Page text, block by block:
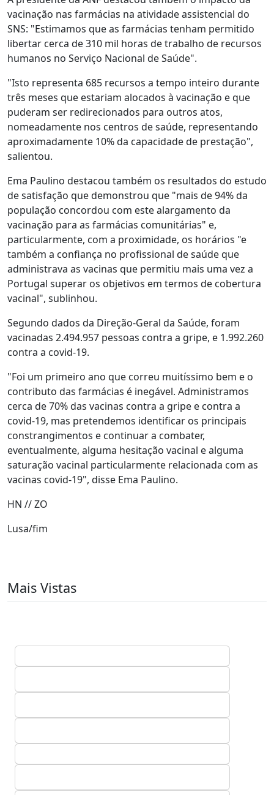
vacinação nas farmácias na atividade assistencial do
SNS: "Estimamos que as farmácias tenham permitido
libertar cerca de 310 mil horas de trabalho de recursos
humanos no Serviço Nacional de Saúde".
"Isto representa 685 recursos a tempo inteiro durante
três meses que estariam alocados à vacinação e que
puderam ser redirecionados para outros atos,
nomeadamente nos centros de saúde, representando
aproximadamente 10% da capacidade de prestação",
salientou.
Ema Paulino destacou também os resultados do estudo
de satisfação que demonstrou que "mais de 94% da
população concordou com este alargamento da
vacinação para as farmácias comunitárias" e,
particularmente, com a proximidade, os horários "e
também a confiança no profissional de saúde que
administrava as vacinas que permitiu mais uma vez a
Portugal superar os objetivos em termos de cobertura
vacinal", sublinhou.
Segundo dados da Direção-Geral da Saúde, foram
vacinadas 2.494.957 pessoas contra a gripe, e 1.992.260
contra a covid-19.
"Foi um primeiro ano que correu muitíssimo bem e o
contributo das farmácias é inegável. Administramos
cerca de 70% das vacinas contra a gripe e contra a
covid-19, mas pretendemos identificar os principais
constrangimentos e continuar a combater,
eventualmente, alguma hesitação vacinal e alguma
saturação vacinal particularmente relacionada com as
vacinas covid-19", disse Ema Paulino.
HN // ZO
Lusa/fim
Mais Vistas